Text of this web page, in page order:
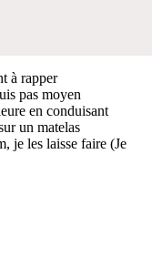
à rapper
pas moyen
en conduisant
un matelas
je les laisse faire (Je